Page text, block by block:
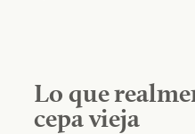
Lo que
cepa vieja